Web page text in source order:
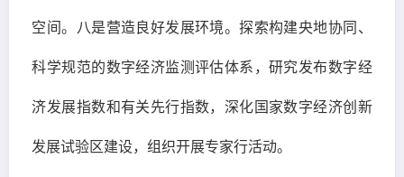
空间。八是营造良好发展环境。探索构建央地协同、
科学规范的数字经济监测评估体系，研究发布数字经
济发展指数和有关先行指数，深化国家数字经济创新
发展试验区建设，组织开展专家行活动。